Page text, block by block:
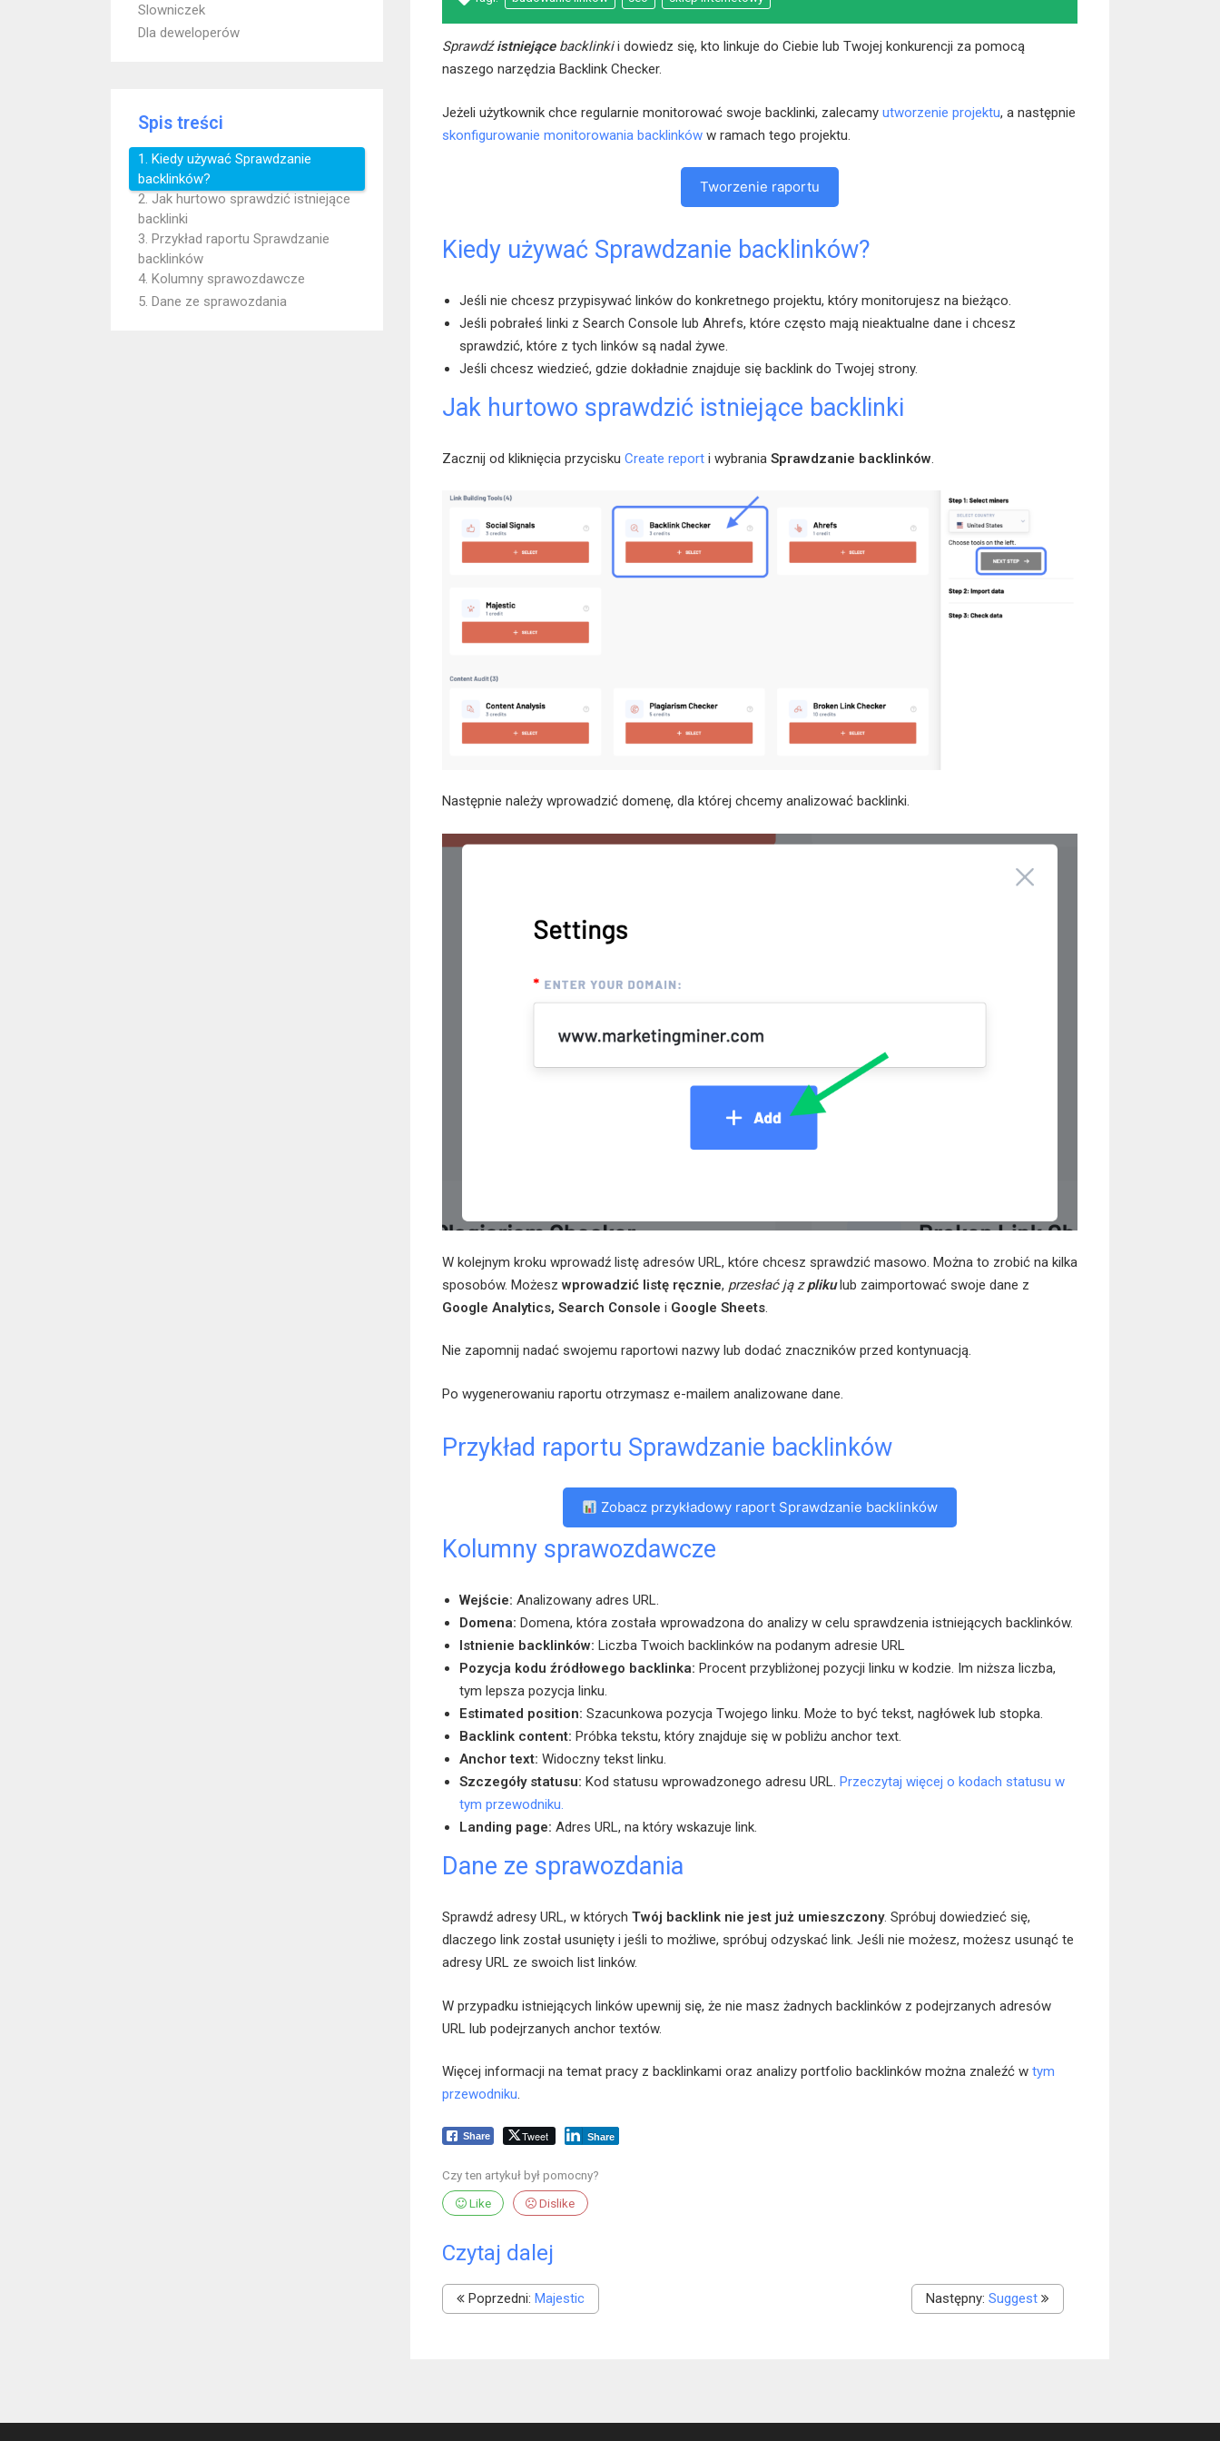
Slowniczek
Dla deweloperów
Spis treści
1. Kiedy używać Sprawdzanie
backlinków?
2. Jak hurtowo sprawdzić istniejące
backlinki
3. Przykład raportu Sprawdzanie
backlinków
4. Kolumny sprawozdawcze
5. Dane ze sprawozdania
Sprawdź istniejącebacklinkii dowiedz się, kto linkuje do Ciebie lub Twojej konkurencji za pomocą
naszego narzędzia Backlink Checker.
Jeżeli użytkownik chce regularnie monitorować swoje backlinki, zalecamy utworzenie projektu, a następnie
skonfigurowanie monitorowania backlinków w ramach tego projektu.
Tworzenie raportu
Kiedy używać Sprawdzanie backlinków?
Jeśli nie chcesz przypisywać linków do konkretnego projektu, który monitorujesz na bieżąco.
Jeśli pobrałeś linki z Search Console lub Ahrefs, które często mają nieaktualne dane i chcesz
sprawdzić, które z tych linków są nadal żywe.
Jeśli chcesz wiedzieć, gdzie dokładnie znajduje się backlink do Twojej strony.
Jak hurtowo sprawdzić istniejące backlinki
Zacznij od kliknięcia przycisku Create report i wybrania Sprawdzanie backlinków.
Następnie należy wprowadzić domenę, dla której chcemy analizować backlinki.
W kolejnym kroku wprowadź listę adresów URL, które chcesz sprawdzić masowo. Można to zrobić na kilka
sposobów. Możeszwprowadzić listę ręcznie, przesłać ją zplikulub zaimportować swoje dane z
Google Analytics, Search Console i Google Sheets.
Nie zapomnij nadać swojemu raportowi nazwy lub dodać znaczników przed kontynuacją.
Po wygenerowaniu raportu otrzymasz e-mailem analizowane dane.
Przykład raportu Sprawdzanie backlinków
Zobacz przykładowy raport Sprawdzanie backlinków
Kolumny sprawozdawcze
Wejście: Analizowany adres URL.
Domena: Domena, która została wprowadzona do analizy w celu sprawdzenia istniejących backlinków.
Istnienie backlinków: Liczba Twoich backlinków na podanym adresie URL
Pozycja kodu źródłowego backlinka: Procent przybliżonej pozycji linku w kodzie. Im niższa liczba,
tym lepsza pozycja linku.
Estimated position: Szacunkowa pozycja Twojego linku. Może to być tekst, nagłówek lub stopka.
Backlink content: Próbka tekstu, który znajduje się w pobliżu anchor text.
Anchor text: Widoczny tekst linku.
Szczegóły statusu: Kod statusu wprowadzonego adresu URL. Przeczytaj więcej o kodach statusu w
tym przewodniku.
Landing page: Adres URL, na który wskazuje link.
Dane ze sprawozdania
Sprawdź adresy URL, w których Twój backlink nie jest już umieszczony. Spróbuj dowiedzieć się,
dlaczego link został usunięty i jeśli to możliwe, spróbuj odzyskać link. Jeśli nie możesz, możesz usunąć te
adresy URL ze swoich list linków.
W przypadku istniejących linków upewnij się, że nie masz żadnych backlinków z podejrzanych adresów
URL lub podejrzanych anchor textów.
Więcej informacji na temat pracy z backlinkami oraz analizy portfolio backlinków można znaleźć w tym
przewodniku.
Share Tweet Share
Czy ten artykuł był pomocny?
Like
Dislike
Czytaj dalej
Poprzedni: Majestic Następny: Suggest